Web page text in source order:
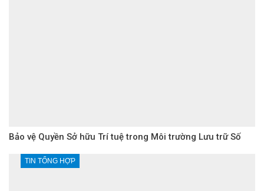
Bảo vệ Quyền Sở hữu Trí tuệ trong Môi trường Lưu trữ Số
TIN TỔNG HỢP